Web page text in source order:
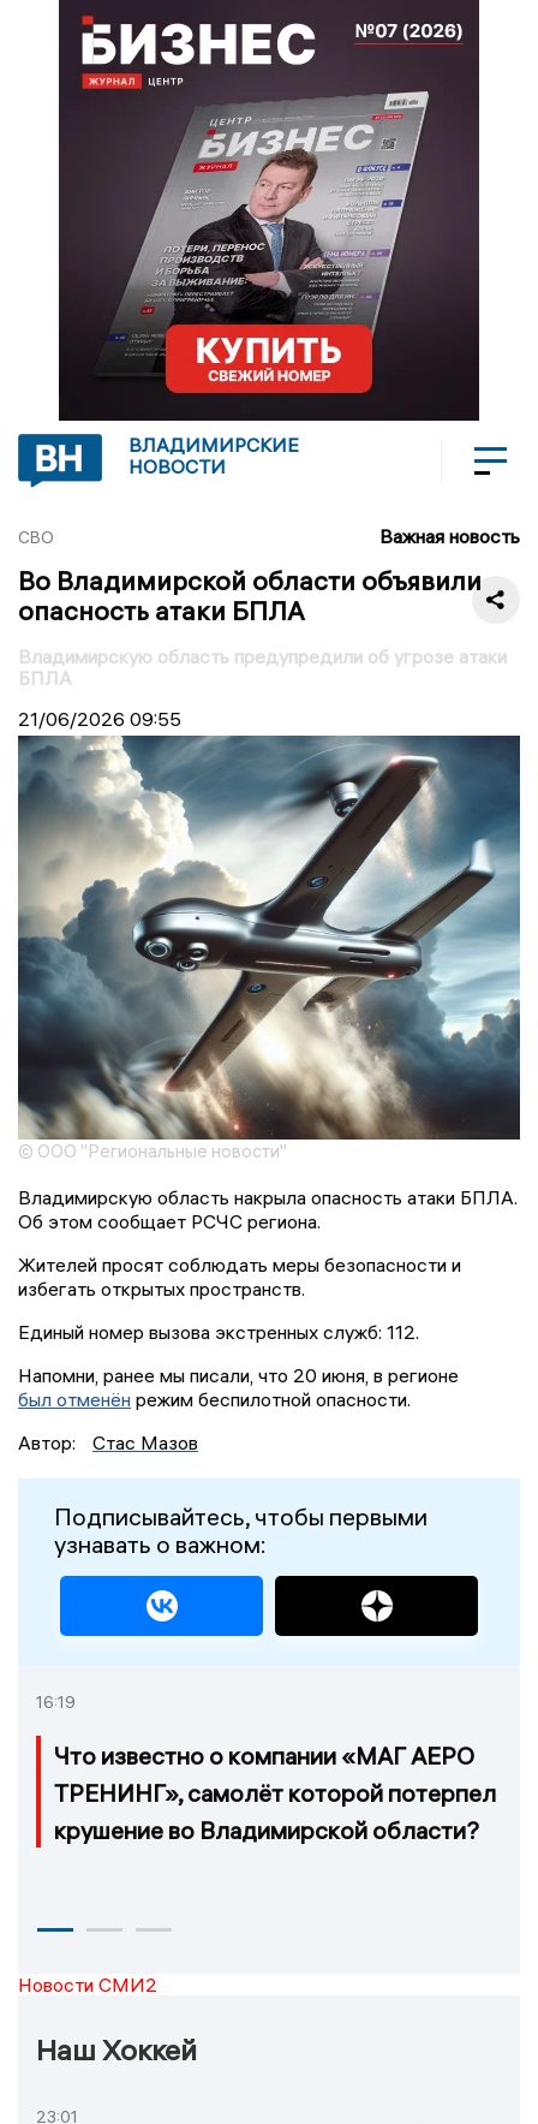
ВЛАДИМИРСКИЕ
НОВОСТИ
СВО Важная новость
Во Владимирской области объявили
опасность атаки БПЛА
Владимирскую область предупредили об угрозе атаки
БПЛА
21/06/2026 09:55
© ООО "Региональные новости"
Владимирскую область накрыла опасность атаки БПЛА.
Об этом сообщает РСЧС региона.
Жителей просят соблюдать меры безопасности и
избегать открытых пространств.
Единый номер вызова экстренных служб: 112.
Напомни, ранее мы писали, что 20 июня, в регионе
был отменён режим беспилотной опасности.
Автор:
Стас Мазов
Подписывайтесь, чтобы первыми
узнавать о важном:
16:19
Что известно о компании «МАГ АЕРО
ТРЕНИНГ», самолёт которой потерпел
крушение во Владимирской области?
Новости СМИ2
Наш Хоккей
23:01